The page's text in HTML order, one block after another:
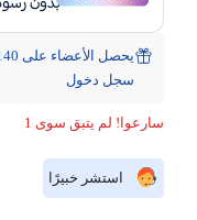
سجل دخول
سارعوا! لم يتبق سوى 1
استشر خبيرًا